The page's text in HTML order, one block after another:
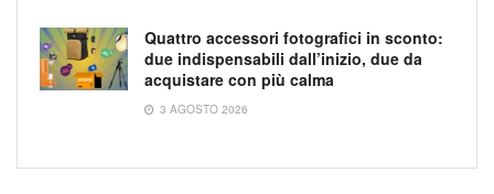
Quattro accessori fotografici in sconto:
due indispensabili dall’inizio, due da
acquistare con più calma
3 AGOSTO 2026